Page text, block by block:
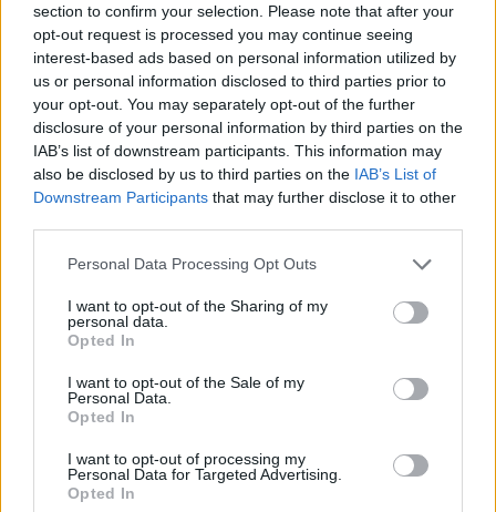
section to confirm your selection. Please note that after your
opt-out request is processed you may continue seeing
interest-based ads based on personal information utilized by
us or personal information disclosed to third parties prior to
your opt-out. You may separately opt-out of the further
disclosure of your personal information by third parties on the
IAB’s list of downstream participants. This information may
also be disclosed by us to third parties on the IAB’s List of
Downstream Participants that may further disclose it to other
Please note that this website/app uses one or more Google
not limited to your visit or usage behaviour. You may click to
grant or deny consent to Google and its third-party tags to
use your data for below specified purposes in below Google
consent section.
Personal Data Processing Opt Outs
I want to opt-out of the Sharing of my
personal data.
Opted In
I want to opt-out of the Sale of my
Personal Data.
Opted In
I want to opt-out of processing my
Personal Data for Targeted Advertising.
Opted In
Από έναν 17χρονο πρόσφυγα σε μια γλυκιά ιστορία 100
χρόνων
HYPERBOOST EUPHORIA: Το νέο Lifestyle Μοντέλο για
Όσους Ζουν Κάθε Στιγμή στο Έπακρο από την adidas
Originals
Για να προσθέσεις το σχόλιο
στο my gazzetta!